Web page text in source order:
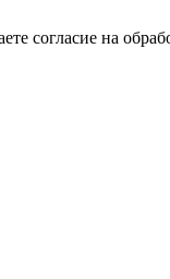
согласие на